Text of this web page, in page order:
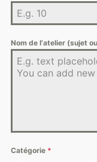
Nom de l'atelier (sujet
Catégorie *